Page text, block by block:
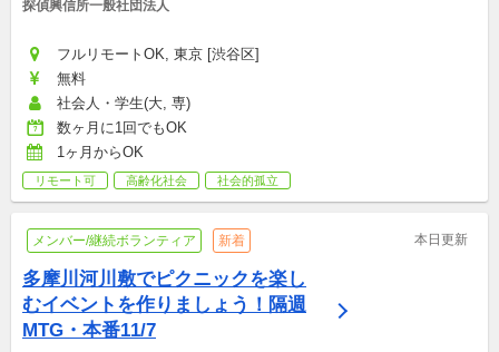
探偵興信所一般社団法人
フルリモートOK, 東京 [渋谷区]
無料
社会人・学生(大, 専)
数ヶ月に1回でもOK
1ヶ月からOK
リモート可 高齢化社会 社会的孤立
メンバー/継続ボランティア 新着 本日更新
多摩川河川敷でピクニックを楽し
むイベントを作りましょう！隔週
MTG・本番11/7